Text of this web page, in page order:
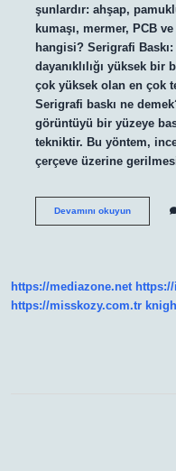
şunlardır: ahşap,
kumaşı, mermer, PCB
hangisi? Serigrafi
dayanıklılığı yüksek
çok yüksek olan en çok
Serigrafi baskı ne
görüntüyü bir yüzeye
tekniktir. Bu yöntem,
çerçeve üzerine
Devamını okuyunSerigrafi
https://mediazone.net
https://misskozy.com.tr